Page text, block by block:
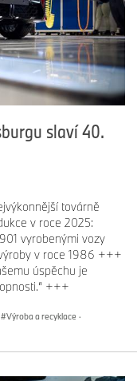
slaví 40.
továrně
v roce 2025:
vyrobenými vozy
v roce 1986 +++
úspěchu je
+++
Výroba a recyklace ·